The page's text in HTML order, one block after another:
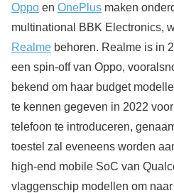
Oppo en OnePlus maken
multinational BBK Electronics,
Realme behoren. Realme is in
een spin-off van Oppo,
bekend om haar budget
te kennen gegeven in 2022
telefoon te introduceren,
toestel zal eveneens worden
high-end mobile SoC van
vlaggenschip modellen om